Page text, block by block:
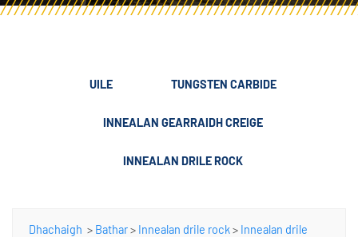
UILE TUNGSTEN CARBIDE
INNEALAN GEARRAIDH CREIGE
INNEALAN DRILE ROCK
Dhachaigh > Bathar> Innealan drile rock> Innealan drile